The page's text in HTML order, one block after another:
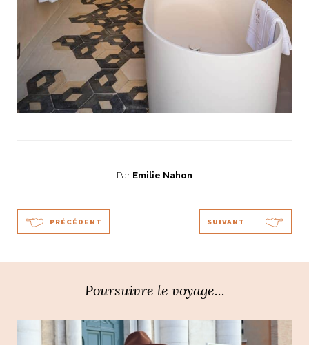
Par Emilie Nahon
PRÉCÉDENT SUIVANT
Poursuivre le voyage...